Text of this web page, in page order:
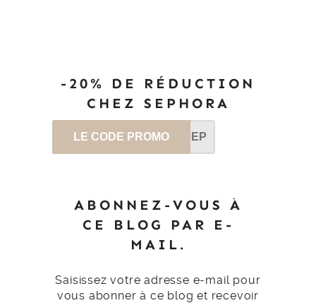
-20% DE RÉDUCTION
CHEZ SEPHORA
LE CODE PROMO SEP
ABONNEZ-VOUS À
CE BLOG PAR E-
MAIL.
Saisissez votre adresse e-mail pour
vous abonner à ce blog et recevoir